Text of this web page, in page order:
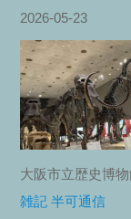
2026-05-23
大阪市立歴史博
雑記 半可通信